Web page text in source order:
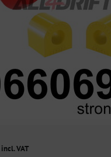
incl. VAT